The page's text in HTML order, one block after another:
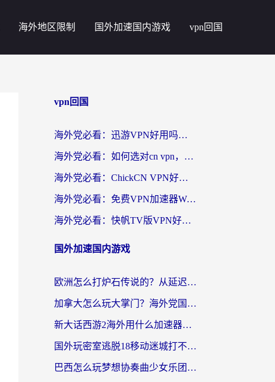
海外地区限制 国外加速国内游戏 vpn回国
vpn回国
海外党必看：迅游VPN好用吗？和番茄加速器VPN对比哪个回国效果更好？
海外党必看：如何选对cn vpn，轻松解锁国内影音游戏？
海外党必看：ChickCN VPN好用吗？和星河VPN对比哪个回国效果更好？附真实体验+避坑指南
海外党必看：免费VPN加速器Windows版怎么选？附真实测评与无缝访问国内资源指南
海外党必看：快帆TV版VPN好用吗？和hi龟龟VPN对比哪个回国效果更好？附免费加速器选择指南
国外加速国内游戏
欧洲怎么打炉石传说的？从延迟999到丝滑上分，我找到了靠谱加速器
加拿大怎么玩大掌门？海外党国服游戏加速避坑指南（附实用工具推荐）
新大话西游2海外用什么加速器登录？老玩家亲测有效的国服游戏加速指南
国外玩密室逃脱18移动迷城打不开怎么办？海外玩家亲测有效的解决指南
巴西怎么玩梦想协奏曲少女乐团派对？海外党必看的国服游戏加速全攻略（附波兰天涯明月刀实用技巧）